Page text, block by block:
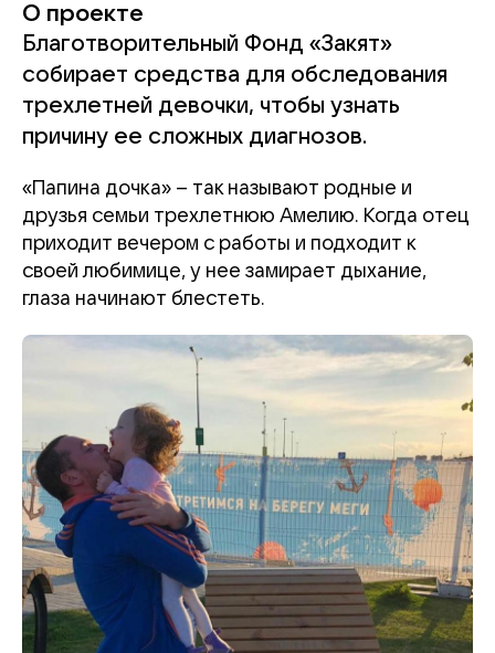
О проекте
Благотворительный Фонд «Закят»
собирает средства для обследования
трехлетней девочки, чтобы узнать
причину ее сложных диагнозов.
«Папина дочка» – так называют родные и
друзья семьи трехлетнюю Амелию. Когда отец
приходит вечером с работы и подходит к
своей любимице, у нее замирает дыхание,
глаза начинают блестеть.